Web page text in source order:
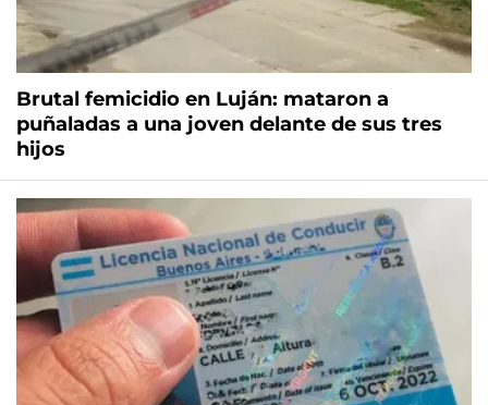
Brutal femicidio en Luján: mataron a
puñaladas a una joven delante de sus tres
hijos